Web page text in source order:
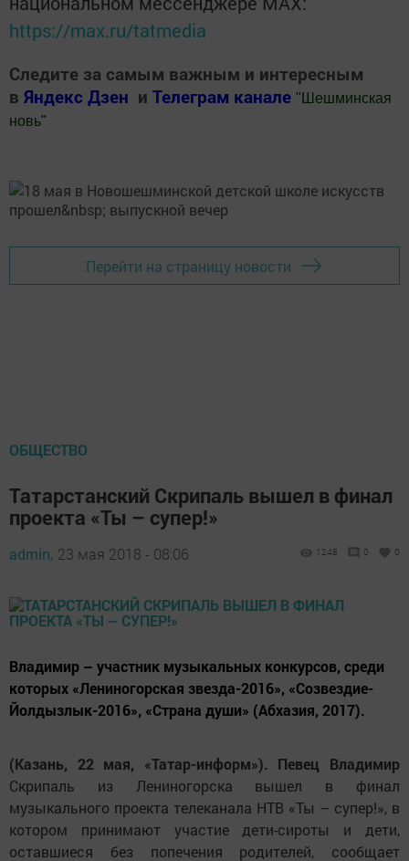
https://max.ru/tatmedia
Следите за самым важным и интересным
в Яндекс Дзен и Телеграм канале " Шешминская
новь"
Перейти на страницу новости
ОБЩЕСТВО
Татарстанский Скрипаль вышел в финал
проекта «Ты – супер!»
admin, 23 мая 2018 - 08:06 1248 0 0
Владимир – участник музыкальных конкурсов, среди
которых «Лениногорская звезда-2016», «Созвездие-
Йолдызлык-2016», «Страна души» (Абхазия, 2017).
(Казань, 22 мая, «Татар-информ»). Певец Владимир
Скрипаль из Лениногорска вышел в финал
музыкального проекта телеканала НТВ «Ты – супер!», в
котором принимают участие дети-сироты и дети,
оставшиеся без попечения родителей, сообщает